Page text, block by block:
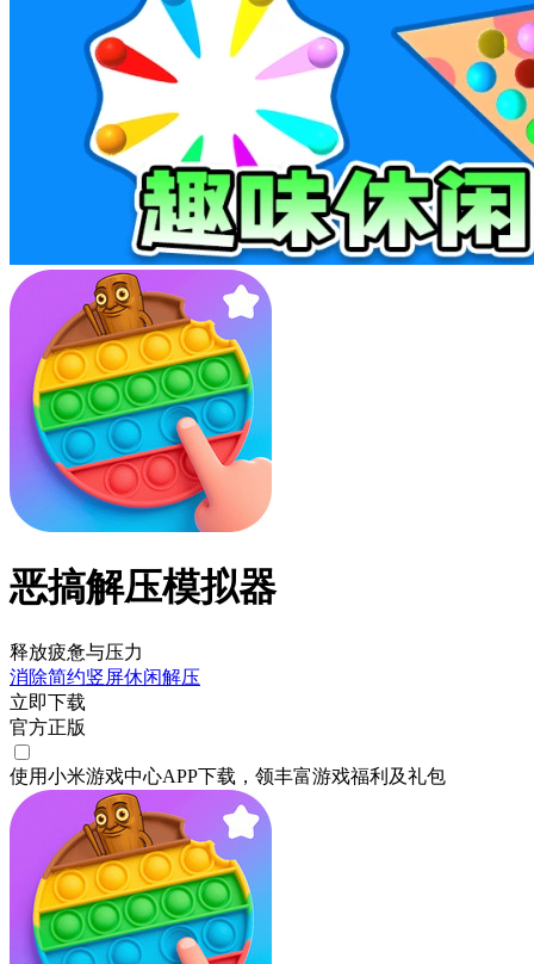
恶搞解压模拟器
释放疲惫与压力
消除简约竖屏休闲解压
立即下载
官方正版
使用小米游戏中心APP下载 ，领丰富游戏福利 及礼包